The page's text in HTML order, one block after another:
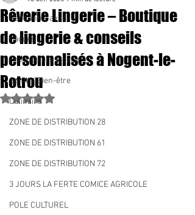
Rencontre avec
Pâques
Producteurs locaux
Santé / Bien-être
Culinaire
ZONE DE DISTRIBUTION 28
ZONE DE DISTRIBUTION 61
ZONE DE DISTRIBUTION 72
3 JOURS LA FERTE COMICE AGRICOLE
POLE CULTUREL
Rêverie Lingerie – Boutique
de lingerie & conseils
personnalisés à Nogent-le-
Rotrou
Noté NaN étoiles sur 5.